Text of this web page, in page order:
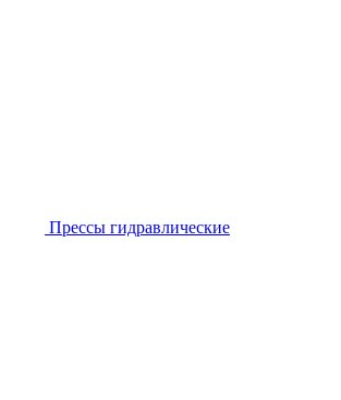
Прессы гидравлические